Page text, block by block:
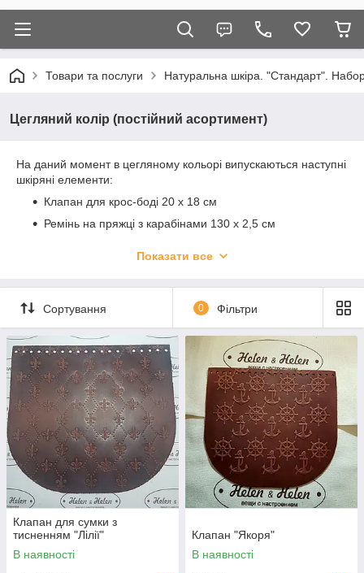
Товари та послуги Натуральна шкіра. "Стандарт".
Цегляний колір (постійний асортимент)
На даний момент в цегляному кольорі випускаються наступні
шкіряні елементи:
Клапан для крос-боді 20 х 18 см
Ремінь на пряжці з карабінами 130 х 2,5 см
Ручки для кошиків на кнопках або короткі ручки 25 х 2
Дно 20 х 9,5 см м'який і щільний
Набір для сумки "ракушка"
Показати все
Сортування 0 Фільтри
Клапан для сумки з
тисненням "Лілії"
В наявності
Клапан "Якоря"
В наявності